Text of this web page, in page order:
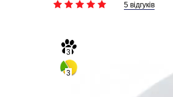
5 відгуків
3
3